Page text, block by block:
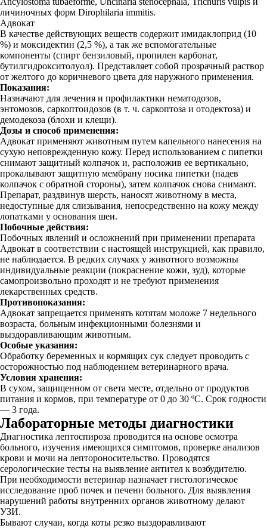
личиночных форм Dirophilaria immitis.
Адвокат
В качестве действующих веществ содержит имидаклоприд (10
%) и моксидектин (2,5 %), а так же вспомогательные
компоненты (спирт бензиловый, пропилен карбонат,
бутилгидрокситолуол). Представляет собой прозрачный раствор
от желтого до коричневого цвета для наружного применения.
Показания:
Назначают для лечения и профилактики нематодозов,
энтомозов, саркоптоидозов (в т. ч. саркоптоза и отодектоза) и
демодекоза (блохи и клещи).
Дозы и способ применения:
Адвокат применяют животным путем капельного нанесения на
сухую неповрежденную кожу. Перед использованием с пипетки
снимают защитный колпачок и, расположив ее вертикально,
прокалывают защитную мембрану носика пипетки (надев
колпачок с обратной стороны), затем колпачок снова снимают.
Препарат, раздвинув шерсть, наносят животному в места,
недоступные для слизывания, непосредственно на кожу между
лопатками у основания шеи.
Побочные действия:
Побочных явлений и осложнений при применении препарата
Адвокат в соответствии с настоящей инструкцией, как правило,
не наблюдается. В редких случаях у животного возможны
индивидуальные реакции (покраснение кожи, зуд), которые
самопроизвольно проходят и не требуют применения
лекарственных средств.
Противопоказания:
Адвокат запрещается применять котятам моложе 7 недельного
возраста, больным инфекционными болезнями и
выздоравливающим животным.
Особые указания:
Обработку беременных и кормящих сук следует проводить с
осторожностью под наблюдением ветеринарного врача.
Условия хранения:
В сухом, защищенном от света месте, отдельно от продуктов
питания и кормов, при температуре от 0 до 30 ºС. Срок годности
— 3 года.
Лабораторные методы диагностики
Диагностика лептоспироза проводится на основе осмотра
больного, изучения имеющихся симптомов, проверке анализов
крови и мочи на лептороносительство. Проводятся
серологические тесты на выявление антител к возбудителю.
При необходимости ветеринар назначает гистологическое
исследование проб почек и печени больного. Для выявления
нарушений работы внутренних органов животному делают
УЗИ.
Бывают случаи, когда коты резко выздоравливают